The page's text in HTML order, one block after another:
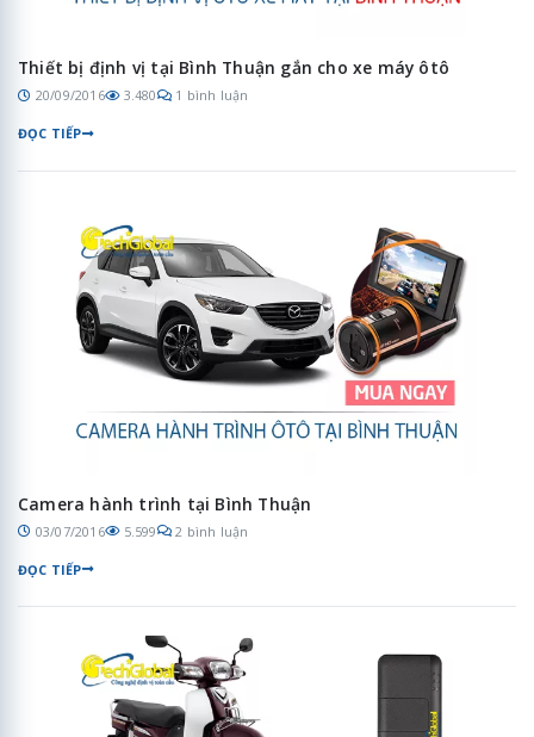
Thiết bị định vị tại Bình Thuận gắn cho xe máy ôtô
20/09/2016 3.480 1 bình luận
ĐỌC TIẾP
Camera hành trình tại Bình Thuận
03/07/2016 5.599 2 bình luận
ĐỌC TIẾP